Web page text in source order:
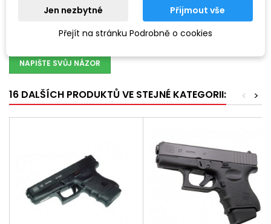
Buďte první a napište svůj názor !
NAPIŠTE SVŮJ NÁZOR
16 DALŠÍCH PRODUKTŮ VE STEJNÉ KATEGORII: >
<
Jen nezbytné
Přijmout vše
Přejít na stránku Podrobně o cookies